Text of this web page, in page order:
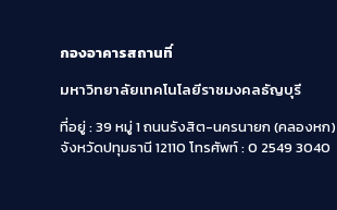
กองอาคารสถานที่
มหาวิทยาลัยเทคโนโลยีราชมงคลธัญบุรี
ที่อยู่ : 39 หมู่ 1 ถนนรังสิต-นครนายก (คลองหก)
จังหวัดปทุมธานี 12110 โทรศัพท์ : 0 2549 3040